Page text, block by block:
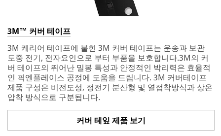
3M™ 커버 테이프
3M 케리어 테이프에 붙힌 3M 커버 테이프는 운송과 보관
도중 전기, 전자요인으로 부터 부품을 보호합니다.3M의 커
버 테이프의 뛰어난 밀봉 특성과 안정적인 박리력은 효율적
인 픽엔플레이스 공정에 도움을 드립니다. 3M 커버테이프
제품 구성은 비전도성, 정전기 분산형 및 열접착방식과 상온
압착 방식으로 구분됩니다.
커버 테잎 제품 보기